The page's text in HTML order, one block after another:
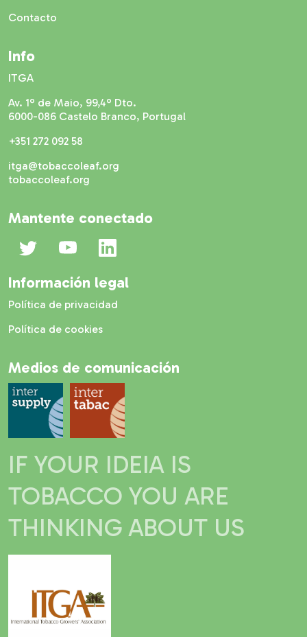
Contacto
Info
ITGA
Av. 1º de Maio, 99,4º Dto.
6000-086 Castelo Branco, Portugal
+351 272 092 58
itga@tobaccoleaf.org
tobaccoleaf.org
Mantente conectado
Medios de comunicación
Información legal
Política de privacidad
Política de cookies
IF YOUR IDEIA IS
TOBACCO YOU ARE
THINKING ABOUT US